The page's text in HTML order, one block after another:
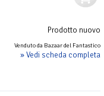
Prodotto nuovo
Venduto da Bazaar del Fantastico
» Vedi scheda completa